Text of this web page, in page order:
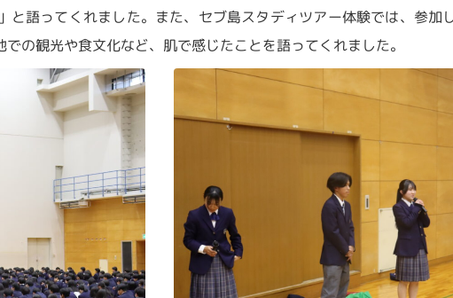
と語ってくれました。また、セブ島スタディツアー体験では、参加
の観光や食文化など、肌で感じたことを語ってくれました。